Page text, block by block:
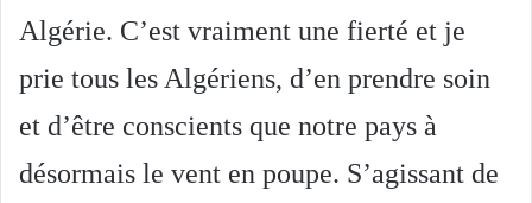
Algérie. C’est vraiment une fierté et je
prie tous les Algériens, d’en prendre soin
et d’être conscients que notre pays à
désormais le vent en poupe. S’agissant de